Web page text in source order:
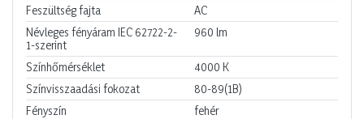
Feszültség fajta
AC
Névleges fényáram IEC 62722-2-
1-szerint
960 lm
Színhőmérséklet 4000 K
Színvisszaadási fokozat
80-89(1B)
Fényszín
fehér